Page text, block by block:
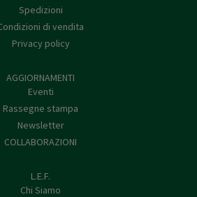
Spedizioni
di vendita
Privacy policy
AGGIORNAMENTI
Eventi
Rassegne stampa
Newsletter
COLLABORAZIONI
L.E.F.
Chi Siamo